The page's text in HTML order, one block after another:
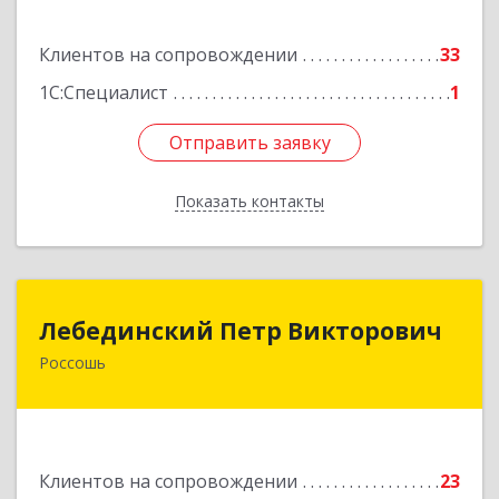
Клиентов на сопровождении
33
1С:Специалист
1
Отправить заявку
Показать контакты
Отправить заявку
Назад
Лебединский Петр Викторович
Россошь
Клиентов на сопровождении 23
Лебединский Петр Викторович
396650, Воронежская обл., г. Россошь, пер.